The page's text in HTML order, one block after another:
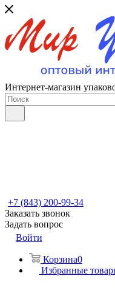
Интернет-магазин
+7 (843) 200-99-34
Заказать звонок
Задать вопрос
Войти
Корзина0
Избранные